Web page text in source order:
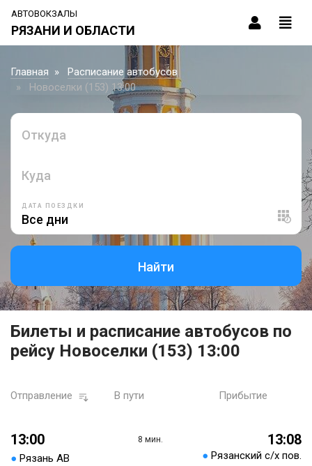
АВТОВОКЗАЛЫ
РЯЗАНИ И ОБЛАСТИ
Главная
Расписание автобусов
Новоселки (153) 13:00
Откуда
Куда
ДАТА ПОЕЗДКИ
Найти
Билеты и расписание автобусов по
рейсу Новоселки (153) 13:00
Отправление В пути Прибытие
13:00
● Рязань АВ
8 мин. 13:08
● Рязанский с/х пов.